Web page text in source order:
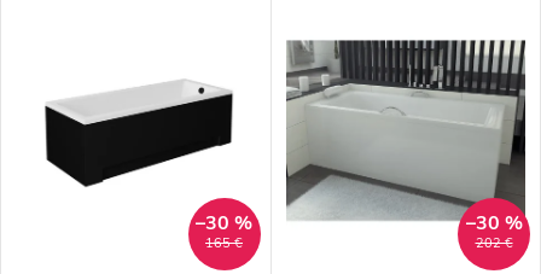
165 €
–30 %
202 €
–30 %